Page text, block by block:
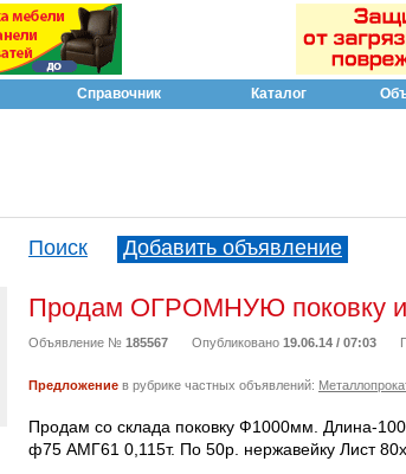
Справочник Каталог
Поиск Добавить объявление
Продам ОГРОМНУЮ поковку и
Объявление № 185567 Опубликовано 19.06.14 / 07:03
Предложение в рубрике частных объявлений:
Продам со склада поковку Ф1000мм. Длина-
ф75 АМГ61 0,115т. По 50р. нержавейку Лист